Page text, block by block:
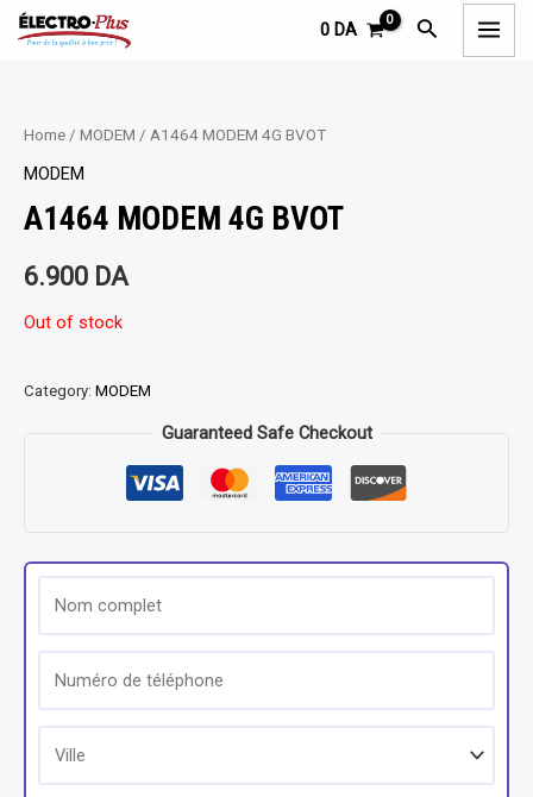
Aller
0 DA Rechercher
Home / MODEM / A1464 MODEM 4G BVOT
MODEM
A1464 MODEM 4G BVOT
6.900 DA
Out of stock
Category: MODEM
Guaranteed Safe Checkout